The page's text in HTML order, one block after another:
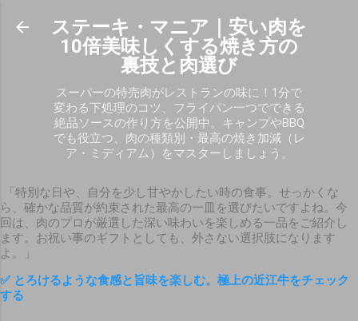
スキップしてメイン コンテンツに移動
ステーキ・マニア｜安い肉を
10倍美味しくする焼き方の
裏技と肉選び
スーパーの特売肉がレストランの味に！1分で
変わる下処理のコツ、フライパン一つでできる
絶品ソースの作り方を公開中。キャンプやBBQ
でも役立つ、肉の種類別・最高の焼き加減（レ
ア・ミディアム）をマスターしましょう。
「特別な日や、自分を少し甘やかしたい時の食事。せっかくな
ら、確かな品質が約束された最高の一皿を選びたいですよね。今
回は、肉のプロが厳選した深い味わいを楽しめる一品をご紹介し
ます。お祝い事のギフトとしても、外さない選択肢になります
よ。」
✅ とろけるような食感と旨味を楽しむ。極上の近江牛をチェック
する